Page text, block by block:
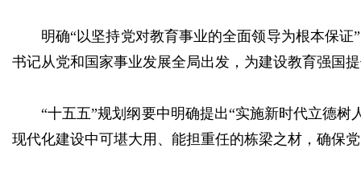
明确“以坚持党对教育事业的全面领导为根本保
书记从党和国家事业发展全局出发，为建设教育强国
“十五五”规划纲要中明确提出“实施新时代立德
现代化建设中可堪大用、能担重任的栋梁之材，确保